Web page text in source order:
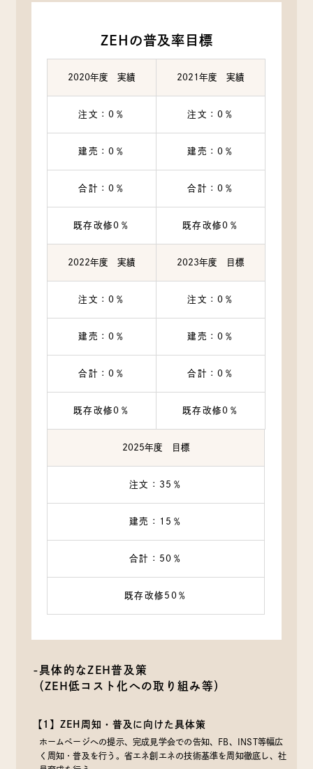
ZEHの普及率目標
2020年度 実績 2021年度 実績
注文：0％ 注文：0％
建売：0％ 建売：0％
合計：0％ 合計：0％
既存改修0％ 既存改修0％
2022年度 実績 2023年度 目標
注文：0％ 注文：0％
建売：0％ 建売：0％
合計：0％ 合計：0％
既存改修0％ 既存改修0％
2025年度 目標
注文：35％
建売：15％
合計：50％
既存改修50％
-具体的なZEH普及策
（ZEH低コスト化への取り組み等）
【1】ZEH周知・普及に向けた具体策
ホームページへの提示、完成見学会での告知、FB、INST等幅広
く周知・普及を行う。省エネ創エネの技術基準を周知徹底し、社